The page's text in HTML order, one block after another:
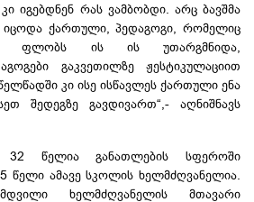
იგებდნენ რას ვამბობდი. არც ბავშმა
ქართული, პედაგოგი, რომელიც
ფლობს ის ის უთარგმნიდა,
გაკვეთილზე ჟესტიკულაციით
კი ისე ისწავლეს ქართული ენა
შედეგზე გავდივართ“,- აღნიშნავს
32 წელია განათლების სფეროში
წელი ამავე სკოლის ხელმძღვანელია.
ხელმძღვანელის მთავარი